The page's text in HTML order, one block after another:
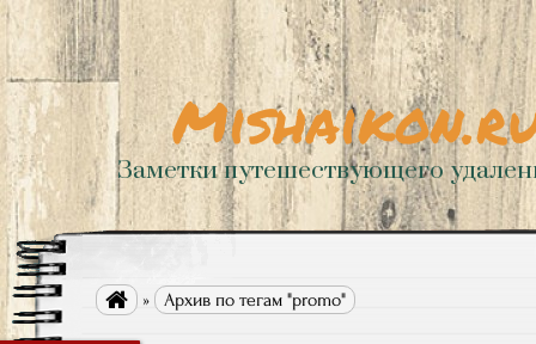
Заметки путешествующего
 » Архив по тегам "promo"